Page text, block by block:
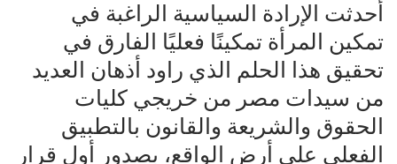
أحدثت الإرادة السياسية الراغبة في
تمكين المرأة تمكينًا فعليًا الفارق في
تحقيق هذا الحلم الذي راود أذهان العديد
من سيدات مصر من خريجي كليات
الحقوق والشريعة والقانون بالتطبيق
الفعلي علي أرض الواقع، بصدور أول قرار